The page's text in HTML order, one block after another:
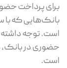
برای پرداخت
بانک‌هایی که با
است. توجه داشته
حضوری در
است.